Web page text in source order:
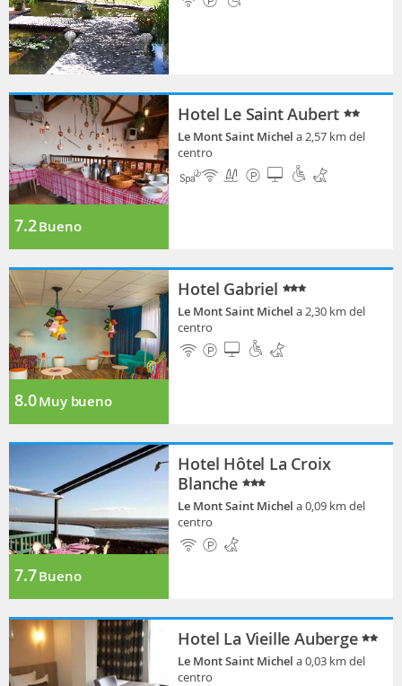
7.2Bueno
Hotel Le Saint Aubert
Le Mont Saint Michela 2,57 km del
centro
8.0Muy bueno
Hotel Gabriel
Le Mont Saint Michela 2,30 km del
centro
7.7Bueno
Hotel Hôtel La Croix
Blanche
Le Mont Saint Michela 0,09 km del
centro
Hotel La Vieille Auberge
Le Mont Saint Michela 0,03 km del
centro